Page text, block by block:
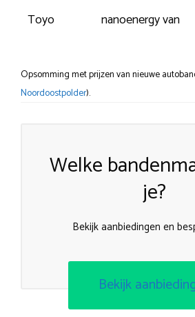
Toyo nanoenergy van
Opsomming met prijzen van nieuwe
Noordoostpolder).
Welke
je?
Bekijk aanbiedingen en
Bekijk